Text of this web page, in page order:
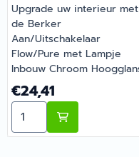
Upgrade uw interieur met
de Berker
Aan/Uitschakelaar
Flow/Pure met Lampje
Inbouw Chroom
230V. Aan/uitschakelaar
met controlelampje. Voor
verlichting en
controleschakeling. Alleen
Prijs: 24,41
€24,41
Aantal kiezen voor